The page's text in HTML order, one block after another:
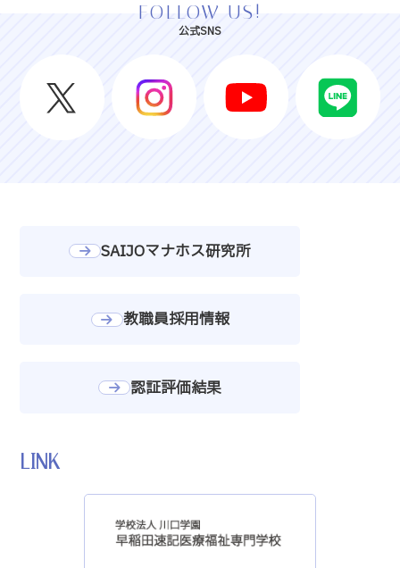
FOLLOW US!
公式SNS
SAIJOマナホス研究所
教職員採用情報
認証評価結果
LINK